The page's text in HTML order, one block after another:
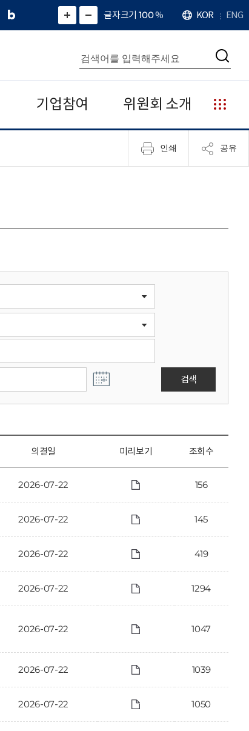
네
그
)
화
면
면
소
확
대
치
글자크기 100%
언
어
KOR ENG
통
합
검
색
검
기업참여 위원회 소개
누
리
집
안
인쇄 공유
검색
의결일 미리보기 조회수
2026-07-22 156
2026-07-22 145
2026-07-22 419
2026-07-22 1294
2026-07-22 1047
2026-07-22 1039
2026-07-22 1050